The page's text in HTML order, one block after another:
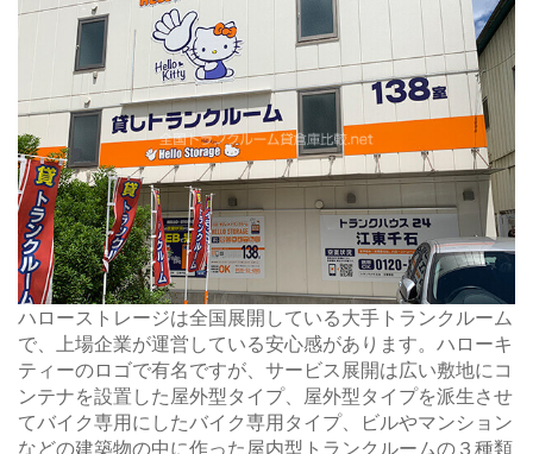
ハローストレージは全国展開している大手トランクルーム
で、上場企業が運営している安心感があります。ハローキ
ティーのロゴで有名ですが、サービス展開は広い敷地にコ
ンテナを設置した屋外型タイプ、屋外型タイプを派生させ
てバイク専用にしたバイク専用タイプ、ビルやマンション
などの建築物の中に作った屋内型トランクルームの３種類